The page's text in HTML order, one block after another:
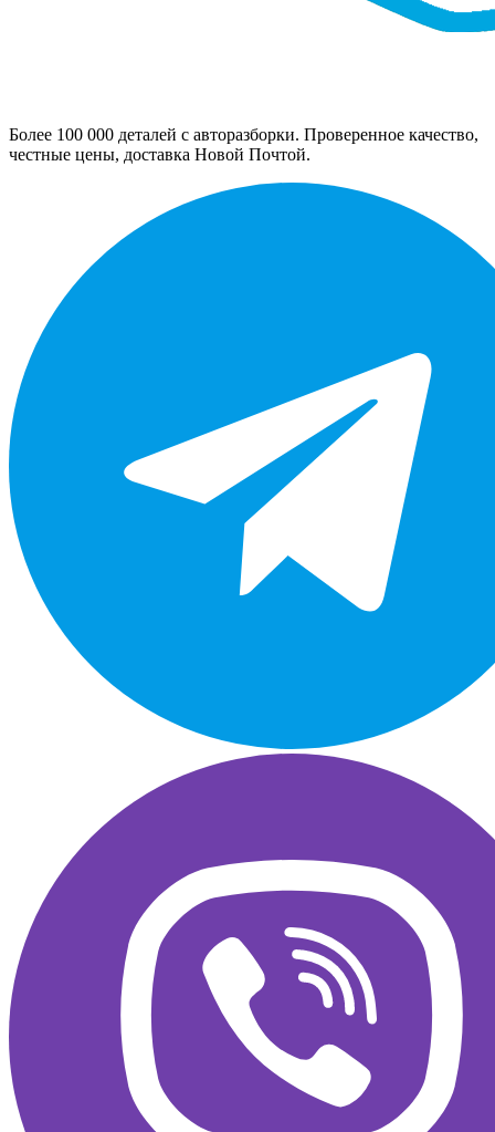
Более 100 000 деталей с авторазборки. Проверенное качество,
честные цены, доставка Новой Почтой.